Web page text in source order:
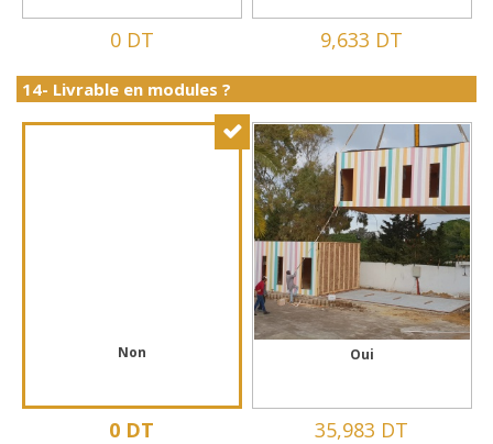
0 DT 9,633 DT
14- Livrable en modules ?
Non
0 DT
Oui
35,983 DT